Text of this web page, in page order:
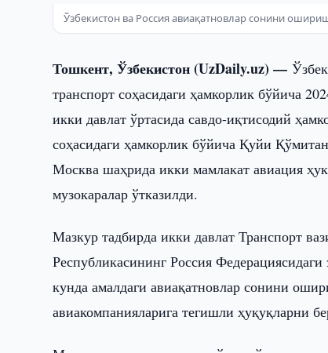
Ўзбекистон ва Россия авиақатновлар сонини
Тошкент, Ўзбекистон (UzDaily.uz) —
транспорт соҳасидаги ҳамкорлик бўйича
икки давлат ўртасида савдо-иқтисодий
соҳасидаги ҳамкорлик бўйича Қуйи
Москва шаҳрида икки мамлакат авиация
музокаралар ўтказилди.
Мазкур тадбирда икки давлат Транспорт
Республикасининг Россия
кунда амалдаги авиақатновлар сонини
авиакомпанияларига тегишли ҳуқуқларни